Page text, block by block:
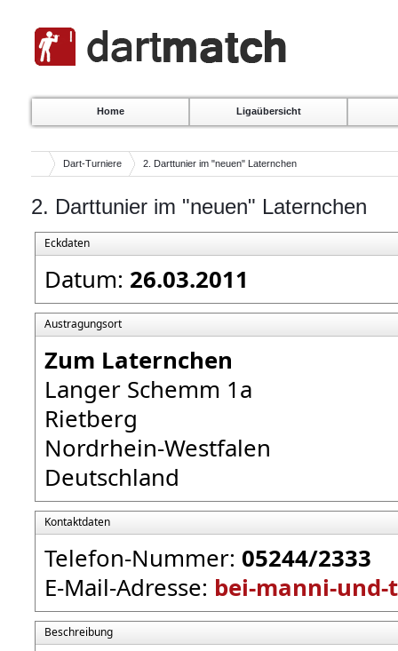
Home Ligaübersicht
Dart-Turniere 2. Darttunier im "neuen" Laternchen
2. Darttunier im "neuen" Laternchen
Eckdaten
Datum: 26.03.2011
Austragungsort
Zum Laternchen
Langer Schemm 1a
Rietberg
Nordrhein-Westfalen
Deutschland
Kontaktdaten
Telefon-Nummer: 05244/2333
E-Mail-Adresse: bei-manni-
Beschreibung